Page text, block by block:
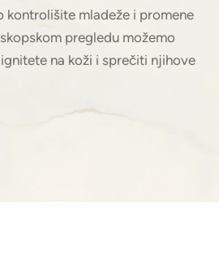
kontrolišite mladeže i promene
pregledu možemo
na koži i sprečiti njihove